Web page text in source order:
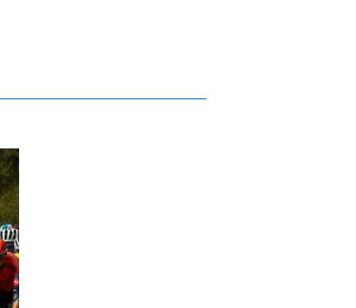
Biomédicos do IPCA promove
etapa do 33.º Grande Prémio de